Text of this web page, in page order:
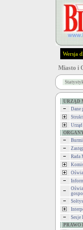
Wersja
Miasto i
URZĄD
Dane
Rada
Sesje
PRAWO